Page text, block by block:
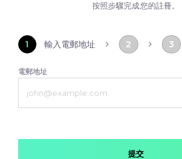
按照步驟完成您的註冊。
1 輸入電郵地址 2 3
電郵地址
提交